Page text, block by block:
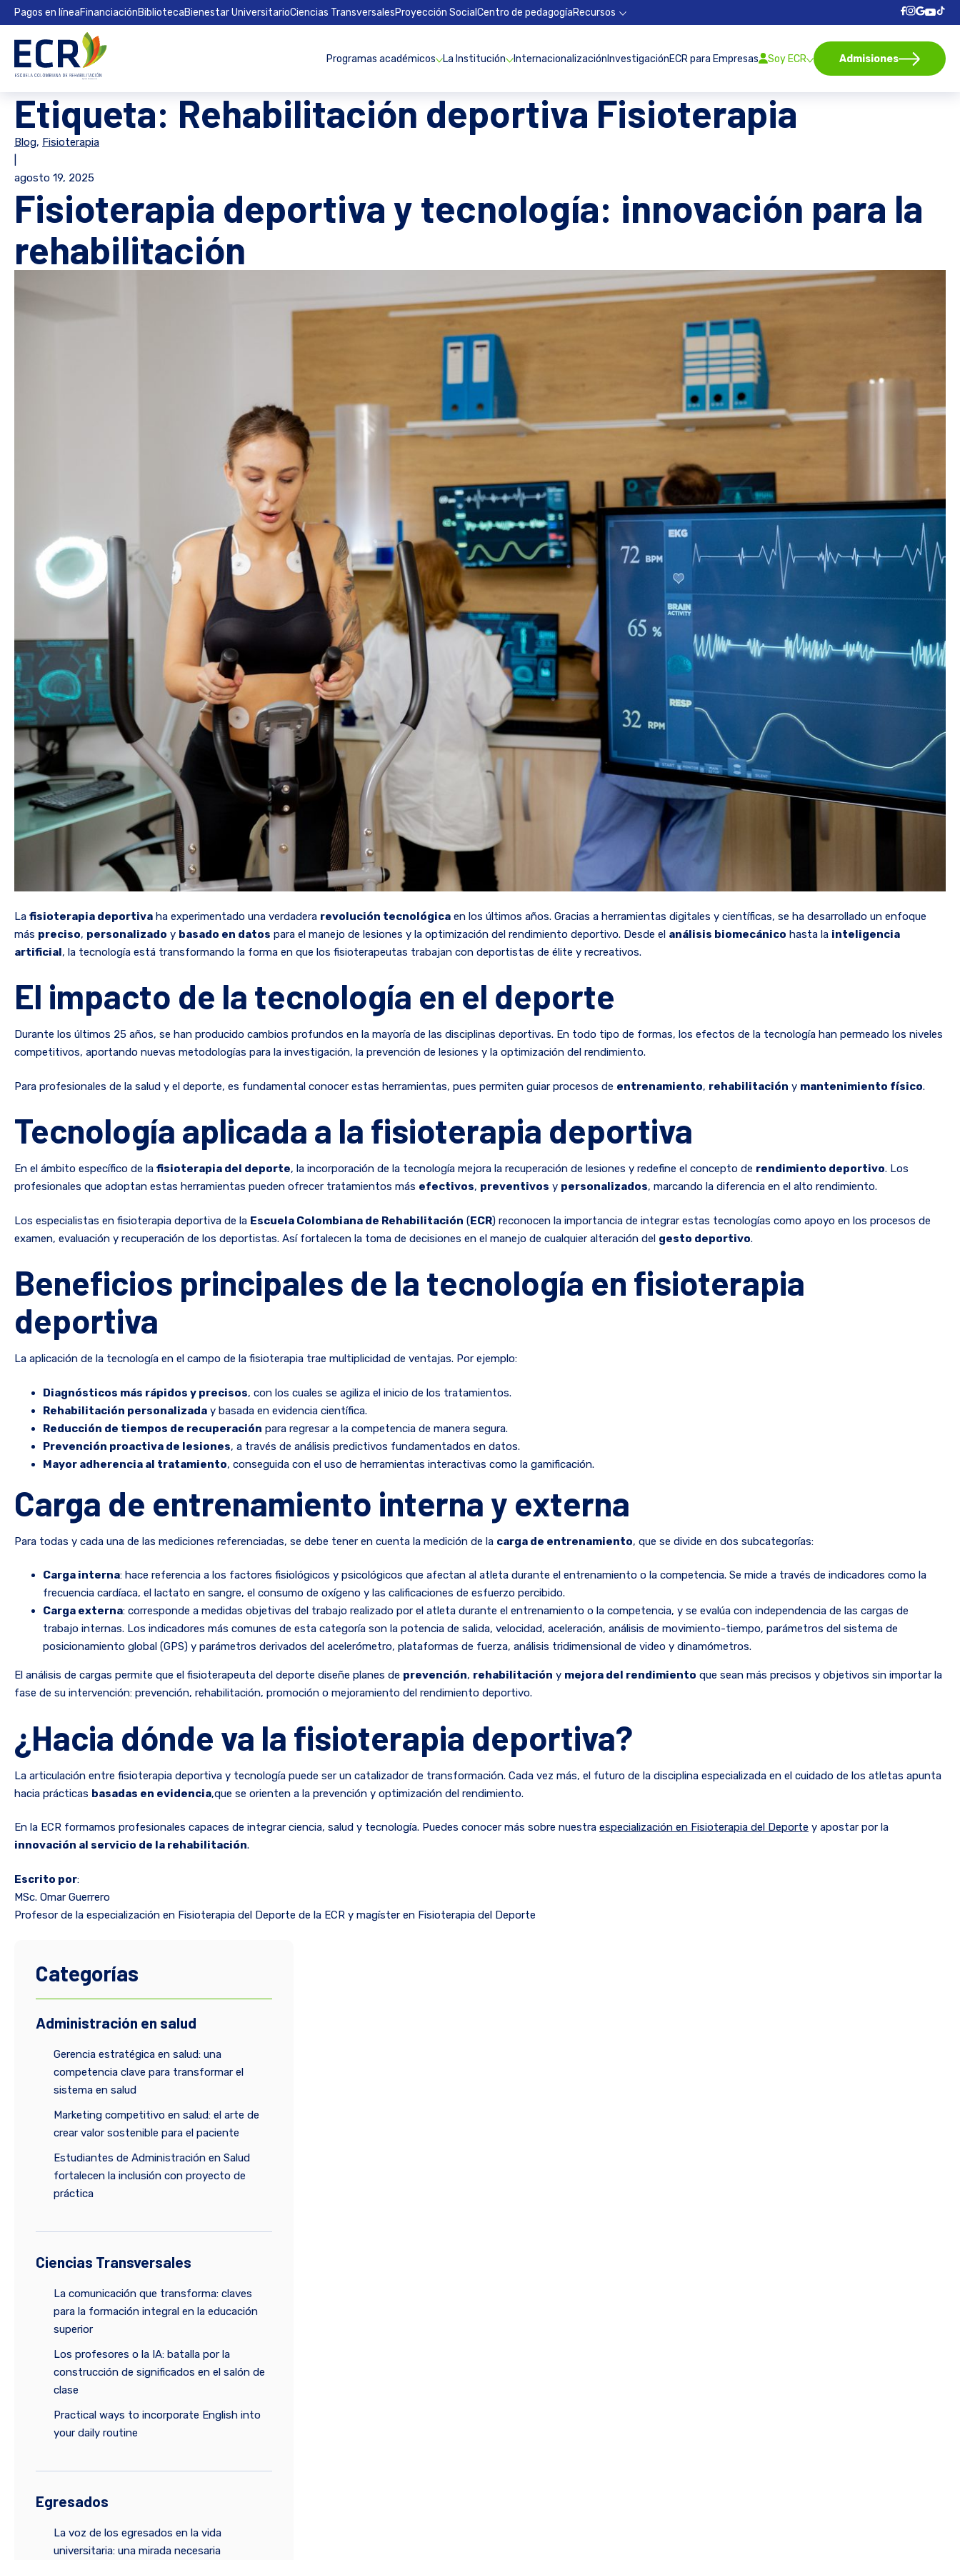
Pagos en líneaFinanciaciónBibliotecaBienestar UniversitarioCiencias TransversalesProyección Social Centro de pedagogíaRecursos
Programas académicos La Institución Internacionalización InvestigaciónECR para Empresas Soy ECR Admisiones
Etiqueta: Rehabilitación deportiva Fisioterapia
Blog, Fisioterapia
agosto 19, 2025
Fisioterapia deportiva y tecnología: innovación para la
rehabilitación
La fisioterapia deportiva ha experimentado una verdadera revolución tecnológica en los últimos años. Gracias a herramientas digitales y científicas, se ha desarrollado un enfoque
más preciso, personalizado y basado en datos para el manejo de lesiones y la optimización del rendimiento deportivo. Desde el análisis biomecánico hasta la inteligencia
artificial, la tecnología está transformando la forma en que los fisioterapeutas trabajan con deportistas de élite y recreativos.
El impacto de la tecnología en el deporte
Durante los últimos 25 años, se han producido cambios profundos en la mayoría de las disciplinas deportivas. En todo tipo de formas, los efectos de la tecnología han permeado los niveles
competitivos, aportando nuevas metodologías para la investigación, la prevención de lesiones y la optimización del rendimiento.
Para profesionales de la salud y el deporte, es fundamental conocer estas herramientas, pues permiten guiar procesos de entrenamiento, rehabilitación y mantenimiento físico.
Tecnología aplicada a la fisioterapia deportiva
En el ámbito específico de la fisioterapia del deporte, la incorporación de la tecnología mejora la recuperación de lesiones y redefine el concepto de rendimiento deportivo. Los
profesionales que adoptan estas herramientas pueden ofrecer tratamientos más efectivos, preventivos y personalizados, marcando la diferencia en el alto rendimiento.
Los especialistas en fisioterapia deportiva de la Escuela Colombiana de Rehabilitación (ECR) reconocen la importancia de integrar estas tecnologías como apoyo en los procesos de
examen, evaluación y recuperación de los deportistas. Así fortalecen la toma de decisiones en el manejo de cualquier alteración del gesto deportivo.
Beneficios principales de la tecnología en fisioterapia
deportiva
La aplicación de la tecnología en el campo de la fisioterapia trae multiplicidad de ventajas. Por ejemplo:
Diagnósticos más rápidos y precisos, con los cuales se agiliza el inicio de los tratamientos.
Rehabilitación personalizada y basada en evidencia científica.
Reducción de tiempos de recuperación para regresar a la competencia de manera segura.
Prevención proactiva de lesiones, a través de análisis predictivos fundamentados en datos.
Mayor adherencia al tratamiento, conseguida con el uso de herramientas interactivas como la gamificación.
Carga de entrenamiento interna y externa
Para todas y cada una de las mediciones referenciadas, se debe tener en cuenta la medición de la carga de entrenamiento, que se divide en dos subcategorías:
Carga interna: hace referencia a los factores fisiológicos y psicológicos que afectan al atleta durante el entrenamiento o la competencia. Se mide a través de indicadores como la
frecuencia cardíaca, el lactato en sangre, el consumo de oxígeno y las calificaciones de esfuerzo percibido.
Carga externa: corresponde a medidas objetivas del trabajo realizado por el atleta durante el entrenamiento o la competencia, y se evalúa con independencia de las cargas de
trabajo internas. Los indicadores más comunes de esta categoría son la potencia de salida, velocidad, aceleración, análisis de movimiento-tiempo, parámetros del sistema de
posicionamiento global (GPS) y parámetros derivados del acelerómetro, plataformas de fuerza, análisis tridimensional de video y dinamómetros.
El análisis de cargas permite que el fisioterapeuta del deporte diseñe planes de prevención, rehabilitación y mejora del rendimiento que sean más precisos y objetivos sin importar la
fase de su intervención: prevención, rehabilitación, promoción o mejoramiento del rendimiento deportivo.
¿Hacia dónde va la fisioterapia deportiva?
La articulación entre fisioterapia deportiva y tecnología puede ser un catalizador de transformación. Cada vez más, el futuro de la disciplina especializada en el cuidado de los atletas apunta
hacia prácticas basadas en evidencia,que se orienten a la prevención y optimización del rendimiento.
En la ECR formamos profesionales capaces de integrar ciencia, salud y tecnología. Puedes conocer más sobre nuestra especialización en Fisioterapia del Deporte y apostar por la
innovación al servicio de la rehabilitación.
Escrito por:
MSc. Omar Guerrero
Profesor de la especialización en Fisioterapia del Deporte de la ECR y magíster en Fisioterapia del Deporte
Categorías
Administración en salud
Gerencia estratégica en salud: una
competencia clave para transformar el
sistema en salud
Marketing competitivo en salud: el arte de
crear valor sostenible para el paciente
Estudiantes de Administración en Salud
fortalecen la inclusión con proyecto de
práctica
Ciencias Transversales
La comunicación que transforma: claves
para la formación integral en la educación
superior
Los profesores o la IA: batalla por la
construcción de significados en el salón de
clase
Practical ways to incorporate English into
your daily routine
Egresados
La voz de los egresados en la vida
universitaria: una mirada necesaria